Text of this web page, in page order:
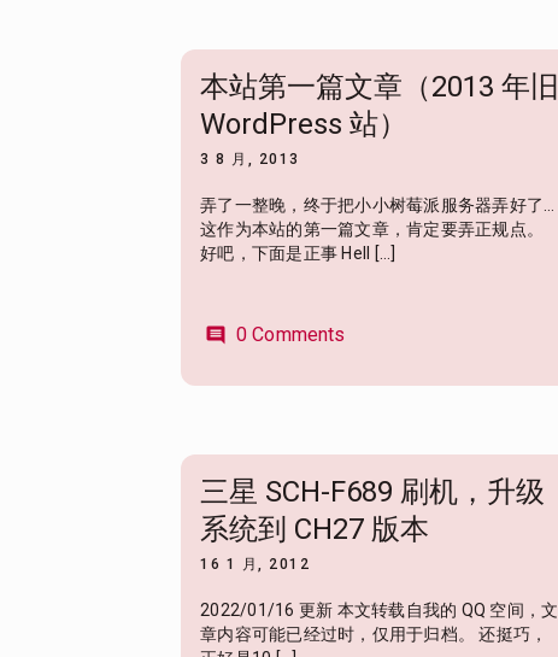
本站第一篇文章（2013 年旧
WordPress 站）
3 8 月, 2013
弄了一整晚，终于把小小树莓派服务器弄好了…
这作为本站的第一篇文章，肯定要弄正规点。
好吧，下面是正事 Hell […]
comment 0 Comments
三星 SCH-F689 刷机，升级
系统到 CH27 版本
16 1 月, 2012
2022/01/16 更新 本文转载自我的 QQ 空间，文
章内容可能已经过时，仅用于归档。 还挺巧，